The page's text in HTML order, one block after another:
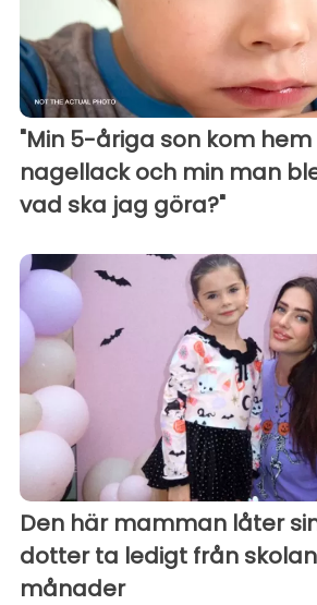
"Min 5-åriga son kom
nagellack och min man
vad ska jag göra?"
Den här mamman låter
dotter ta ledigt från
månader